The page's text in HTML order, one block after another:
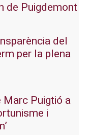
de Puigdemont
del
per la plena
Marc Puigtió a
i